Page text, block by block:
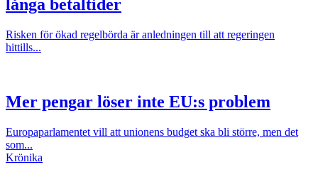
långa betaltider
Risken för ökad regelbörda är anledningen till att regeringen
hittills...
Mer pengar löser inte EU:s problem
Europaparlamentet vill att unionens budget ska bli större, men det
som...
Krönika